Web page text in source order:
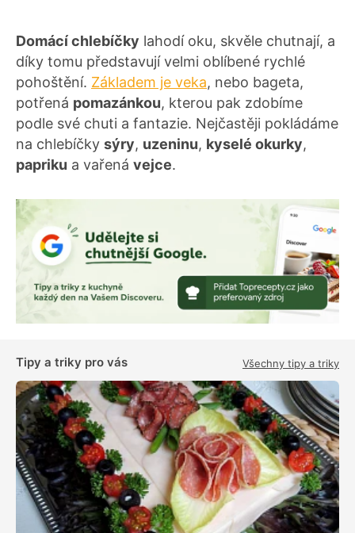
Domácí chlebíčky lahodí oku, skvěle chutnají, a
díky tomu představují velmi oblíbené rychlé
pohoštění. Základem je veka, nebo bageta,
potřená pomazánkou, kterou pak zdobíme
podle své chuti a fantazie. Nejčastěji pokládáme
na chlebíčky sýry, uzeninu, kyselé okurky,
papriku a vařená vejce.
Tipy a triky pro vás Všechny tipy a triky